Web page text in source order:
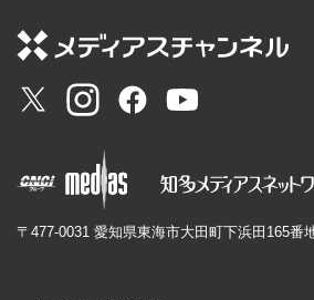
〒477-0031 愛知県東海市大田町下浜田165番